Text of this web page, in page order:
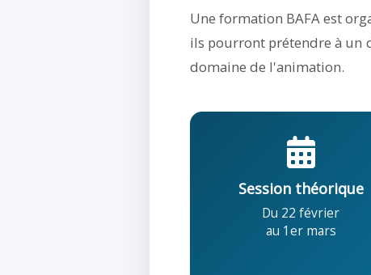
Une formation BAFA est
ils pourront prétendre à un
domaine de l'animation.
Session théorique
Du 22 février
au 1er mars